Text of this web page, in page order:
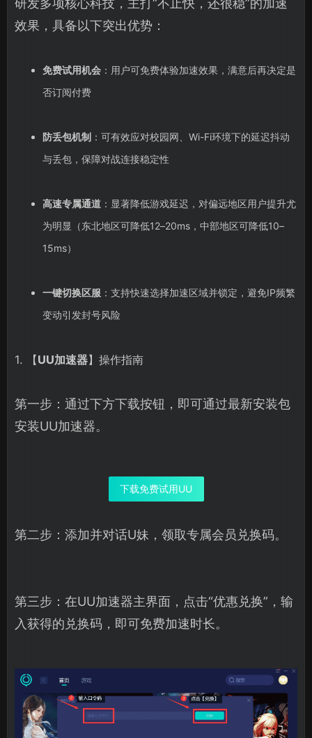
研发多项核心科技，主打“不止快，还很稳”的加速
效果，具备以下突出优势：
免费试用机会：用户可免费体验加速效果，满意后再决定是
否订阅付费
防丢包机制 ：可有效应对校园网、Wi-Fi环境下的延迟抖动
与丢包，保障对战连接稳定性
高速专属通道：显著降低游戏延迟，对偏远地区用户提升尤
为明显（东北地区可降低12–20ms，中部地区可降低10–
15ms）
一键切换区服：支持快速选择加速区域并锁定，避免IP频繁
变动引发封号风险
1. 【UU加速器】操作指南
第一步：通过下方下载按钮，即可通过最新安装包
安装UU加速器。
下载免费试用UU
第二步：添加并对话U妹，领取专属会员兑换码。
第三步：在UU加速器主界面，点击“优惠兑换”，输
入获得的兑换码，即可免费加速时长。